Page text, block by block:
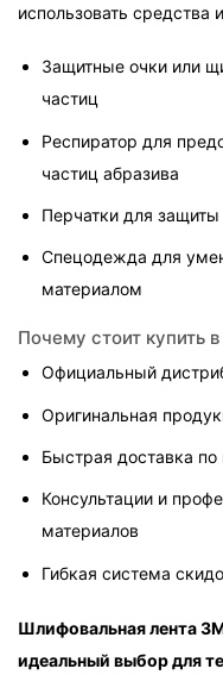
использовать
Защитные очки или
частиц
Респиратор для
частиц абразива
Перчатки для
Спецодежда для
материалом
Почему стоит
Официальный
Оригинальная
Быстрая доставка по
Консультации и
материалов
Гибкая система
Шлифовальная лента
идеальный выбор для